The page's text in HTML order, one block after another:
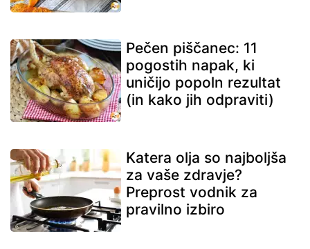
Pečen piščanec: 11
pogostih napak, ki
uničijo popoln rezultat
(in kako jih odpraviti)
Katera olja so najboljša
za vaše zdravje?
Preprost vodnik za
pravilno izbiro